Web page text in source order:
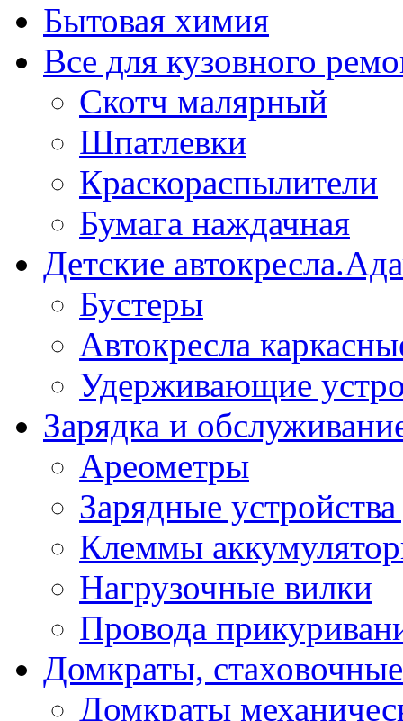
Бытовая химия
Все для кузовного
Скотч малярный
Шпатлевки
Краскораспылители
Бумага наждачная
Детские
Бустеры
Автокресла
Удерживающие
Зарядка и
Ареометры
Зарядные
Клеммы
Нагрузочные вилки
Провода
Домкраты,
Домкраты